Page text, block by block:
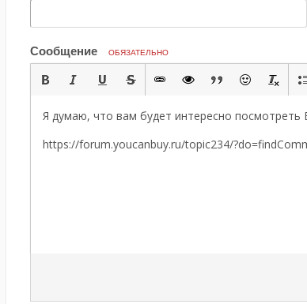
Сообщение ОБЯЗАТЕЛЬНО
Я думаю, что вам будет интересно
https://forum.youcanbuy.ru/topic234/